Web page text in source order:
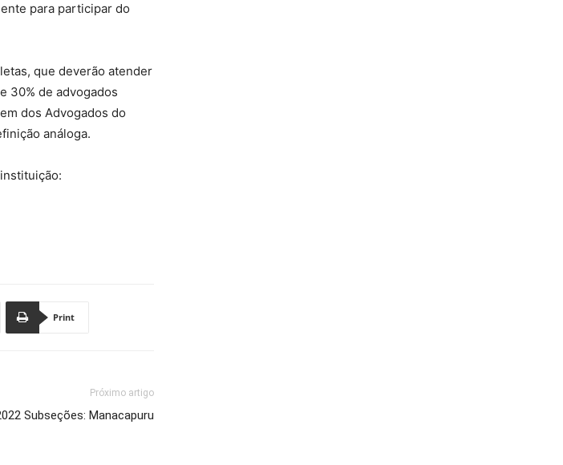
para participar do
que deverão atender
30% de advogados
dos Advogados do
análoga.
Print
Próximo artigo
Subseções: Manacapuru